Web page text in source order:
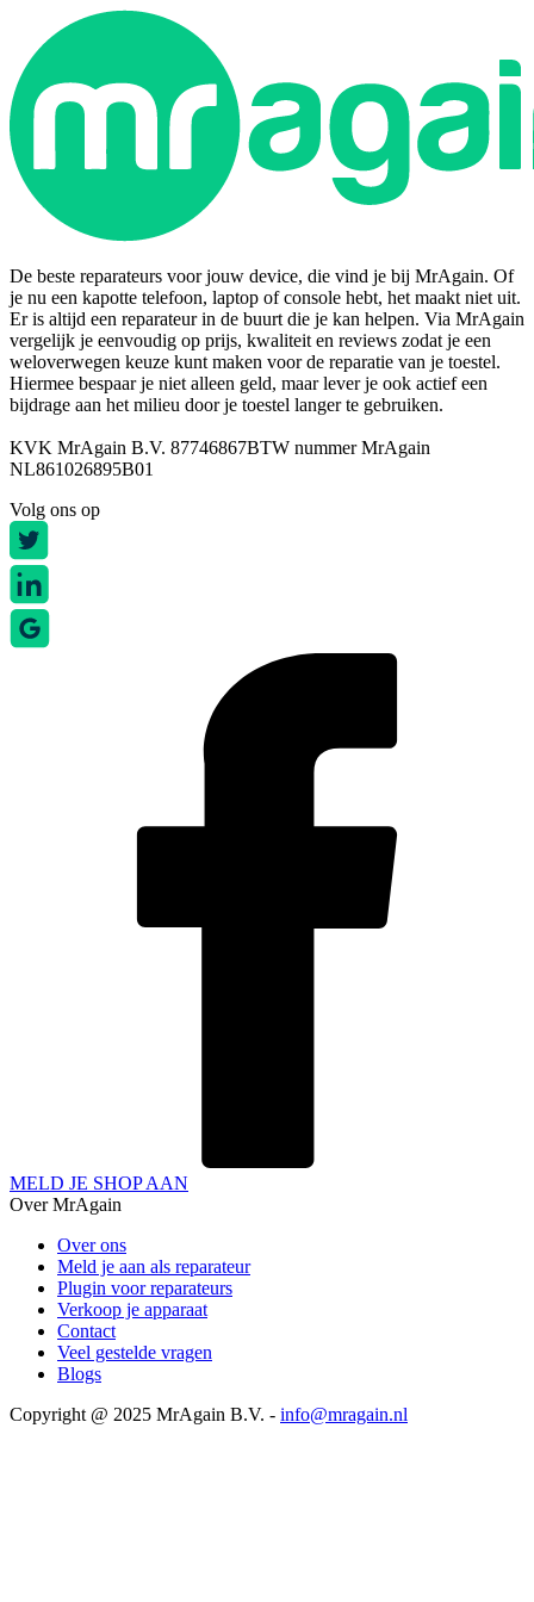
De beste reparateurs voor jouw device, die vind je bij MrAgain. Of
je nu een kapotte telefoon, laptop of console hebt, het maakt niet uit.
Er is altijd een reparateur in de buurt die je kan helpen. Via MrAgain
vergelijk je eenvoudig op prijs, kwaliteit en reviews zodat je een
weloverwegen keuze kunt maken voor de reparatie van je toestel.
Hiermee bespaar je niet alleen geld, maar lever je ook actief een
bijdrage aan het milieu door je toestel langer te gebruiken.
KVK MrAgain B.V. 87746867BTW nummer MrAgain
NL861026895B01
Volg ons op
MELD JE SHOP AAN
Over MrAgain
Over ons
Meld je aan als reparateur
Plugin voor reparateurs
Verkoop je apparaat
Contact
Veel gestelde vragen
Blogs
Copyright @ 2025 MrAgain B.V. - info@mragain.nl